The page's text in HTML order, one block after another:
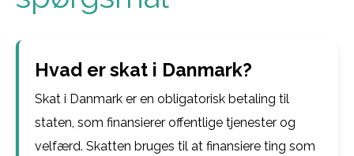
Hvad er skat i Danmark?
Skat i Danmark er en obligatorisk betaling til
staten, som finansierer offentlige tjenester og
velfærd. Skatten bruges til at finansiere ting som